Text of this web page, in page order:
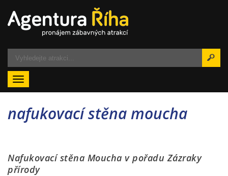
Menu
nafukovací stěna moucha
Nafukovací stěna Moucha v pořadu Zázraky
přírody